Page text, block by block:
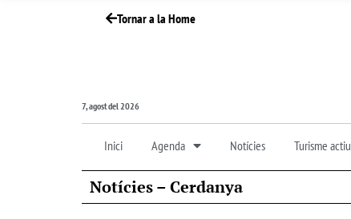
Tornar a la Home
7, agost del 2026
Inici Agenda Notícies Turisme actiu
Notícies – Cerdanya